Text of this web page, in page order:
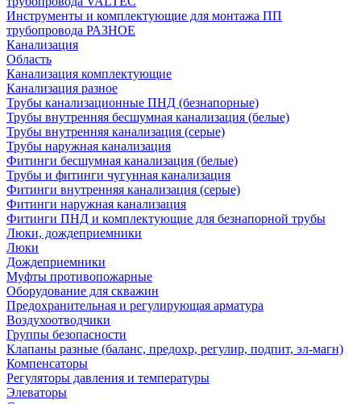
Инструменты и комплектующие для монтажа ПП
трубопровода РАЗНОЕ
Канализация
Область
Канализация комплектующие
Канализация разное
Трубы канализационные ПНД (безнапорные)
Трубы внутренняя бесшумная канализация (белые)
Трубы внутренняя канализация (серые)
Трубы наружная канализация
Фитинги бесшумная канализация (белые)
Трубы и фитинги чугунная канализация
Фитинги внутренняя канализация (серые)
Фитинги наружная канализация
Фитинги ПНД и комплектующие для безнапорной трубы
Люки, дождеприемники
Люки
Дождеприемники
Муфты противопожарные
Оборудование для скважин
Предохранительная и регулирующая арматура
Воздухоотводчики
Группы безопасности
Клапаны разные (баланс, предохр, регулир, подпит, эл-магн)
Компенсаторы
Регуляторы давления и температуры
Элеваторы